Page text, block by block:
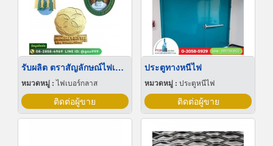
รับผลิต ตราสัญลักษณ์ไฟเบอร์กลาส โลโก้ไฟเบอร์กลาส
หมวดหมู่ :ไฟเบอร์กลาส
ติดต่อผู้ขาย
ประตูทางหนีไฟ
หมวดหมู่ : ประตูหนีไฟ
ติดต่อผู้ขาย